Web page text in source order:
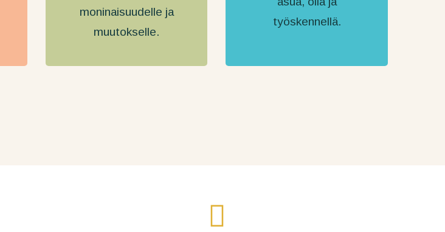
moninaisuudelle ja
muutokselle.
työskennellä.